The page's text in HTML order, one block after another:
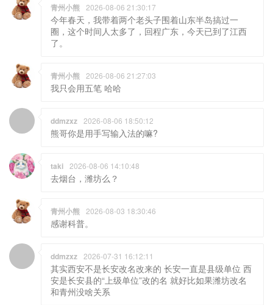
青州小熊 2026-08-06 21:30:17
今年春天，我带着两个老头子围着山东半岛搞过一
圈，这个时间人太多了，回程广东，今天已到了江西
了。
青州小熊 2026-08-06 21:27:03
我只会用五笔 哈哈
ddmzxz 2026-08-06 18:50:12
熊哥你是用手写输入法的嘛?
taki 2026-08-06 14:10:48
去烟台，潍坊么？
青州小熊 2026-08-03 18:30:46
感谢科普。
ddmzxz 2026-07-31 16:12:11
其实西安不是长安改名改来的 长安一直是县级单位 西
安是长安县的“上级单位”改的名 就好比如果潍坊改名
和青州没啥关系